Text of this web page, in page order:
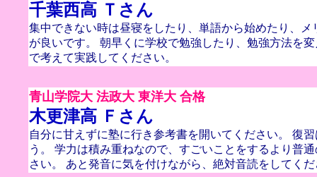
千葉西高 Ｔさん
集中できない時は昼寝をしたり、単語から始めたり、メ
が良いです。 朝早くに学校で勉強したり、勉強方法を
で考えて実践してください。
青山学院大 法政大 東洋大 合格
木更津高 Ｆさん
自分に甘えずに塾に行き参考書を開いてください。 復
う。 学力は積み重ねなので、すごいことをするより普
さい。 あと発音に気を付けながら、絶対音読をしてく